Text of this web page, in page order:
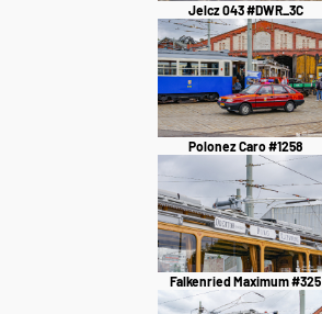
Jelcz 043 #DWR_3C
Polonez Caro #1258
Falkenried Maximum #325